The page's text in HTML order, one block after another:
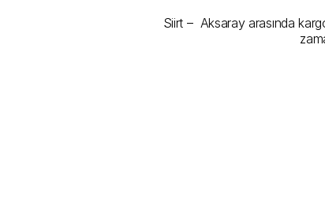
Siirt –  Aksaray arasında